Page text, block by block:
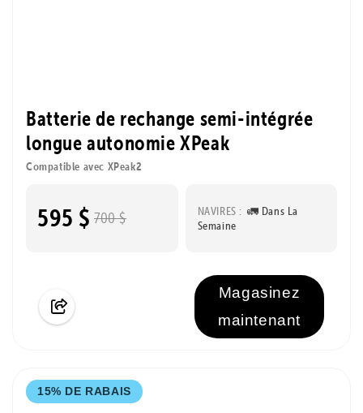
Batterie de rechange semi-intégrée
longue autonomie XPeak
Compatible avec XPeak2
595 $ 700 $ NAVIRES : 🚛 Dans La
Semaine
Magasinez
maintenant
15% DE RABAIS